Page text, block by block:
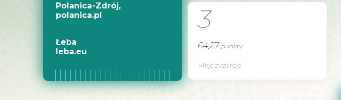
Polanica-Zdrój,
polanica.pl
Łeba
leba.eu
3
64,27 punkty
Międzyzdroje